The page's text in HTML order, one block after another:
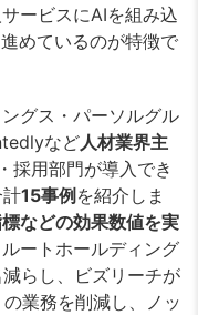
ービスにAIを組み込
めているのが特徴で
グス・パーソルグル
など人材業界主
採用部門が導入でき
15事例 を紹介しま
などの効果数値を実
ートホールディング
らし、ビズリーチが
業務を削減し、ノッ